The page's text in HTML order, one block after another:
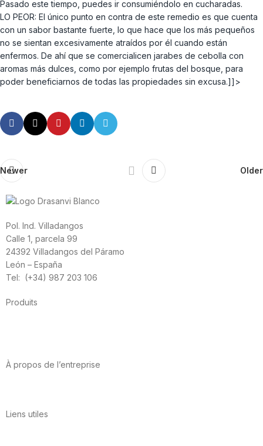
Pasado este tiempo, puedes ir consumiéndolo en cucharadas.
LO PEOR: El único punto en contra de este remedio es que cuenta
con un sabor bastante fuerte, lo que hace que los más pequeños
no se sientan excesivamente atraídos por él cuando están
enfermos. De ahí que se comercialicen jarabes de cebolla con
aromas más dulces, como por ejemplo frutas del bosque, para
poder beneficiarnos de todas las propiedades sin excusa.]]>
Newer Older
Pol. Ind. Villadangos
Calle 1, parcela 99
24392 Villadangos del Páramo
León – España
Tel: (+34) 987 203 106
Produits
À propos de l’entreprise
Liens utiles